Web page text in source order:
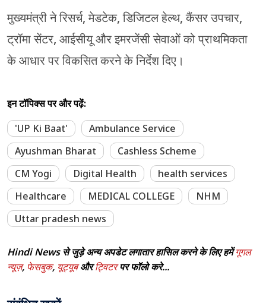
मुख्यमंत्री ने रिसर्च, मेडटेक, डिजिटल हेल्थ, कैंसर उपचार,
ट्रॉमा सेंटर, आईसीयू और इमरजेंसी सेवाओं को प्राथमिकता
के आधार पर विकसित करने के निर्देश दिए।
इन टॉपिक्स पर और पढ़ें:
'UP Ki Baat'
Ambulance Service
Ayushman Bharat
Cashless Scheme
CM Yogi
Digital Health
health services
Healthcare
MEDICAL COLLEGE
NHM
Uttar pradesh news
Hindi News से जुड़े अन्य अपडेट लगातार हासिल करने के लिए हमेंगूगल
न्यूज़, फेसबुक, यूट्यूबऔरट्विटरपर फॉलो करे...